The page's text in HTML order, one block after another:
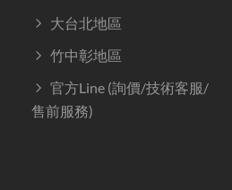
大台北地區
竹中彰地區
官方Line (詢價/技術客服/
售前服務)